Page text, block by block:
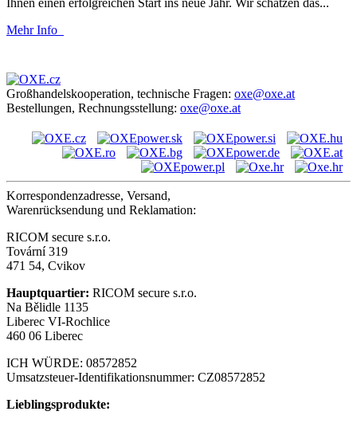
Mehr Info
Großhandelskooperation, technische Fragen: oxe@oxe.at
Bestellungen, Rechnungsstellung: oxe@oxe.at
Korrespondenzadresse, Versand,
Warenrücksendung und Reklamation:
RICOM secure s.r.o.
Tovární 319
471 54, Cvikov
Hauptquartier: RICOM secure s.r.o.
Na Bělidle 1135
Liberec VI-Rochlice
460 06 Liberec
ICH WÜRDE: 08572852
Umsatzsteuer-Identifikationsnummer: CZ08572852
Lieblingsprodukte: